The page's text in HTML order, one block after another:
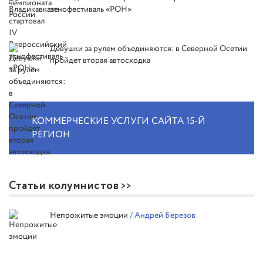
этнофестиваль «РОН»
Девушки за рулем объединяются: в Северной Осетии
пройдет вторая автосходка
КОММЕРЧЕСКИЕ УСЛУГИ САЙТА 15-Й
РЕГИОН
Статьи колумнистов
Непрожитые эмоции / Андрей Березов